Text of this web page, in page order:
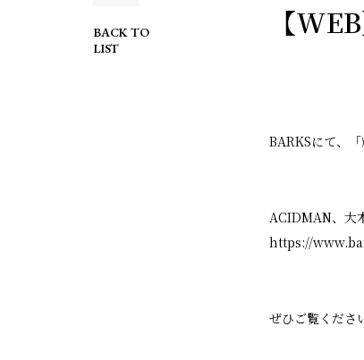
BACK TO
LIST
【
BARKSにて、
ACIDMAN、大
https://
ぜひご覧くださ